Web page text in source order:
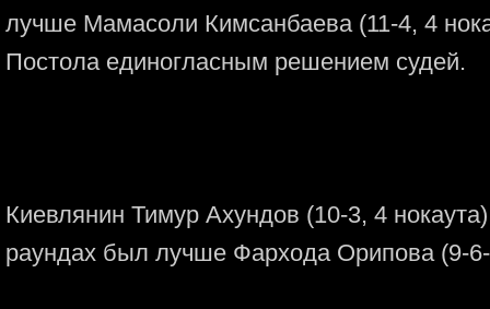
лучше Мамасоли Кимсанбаева (11-4, 4
Постола единогласным решением судей.
Киевлянин Тимур Ахундов (10-3, 4
раундах был лучше Фархода Орипова (9-6-